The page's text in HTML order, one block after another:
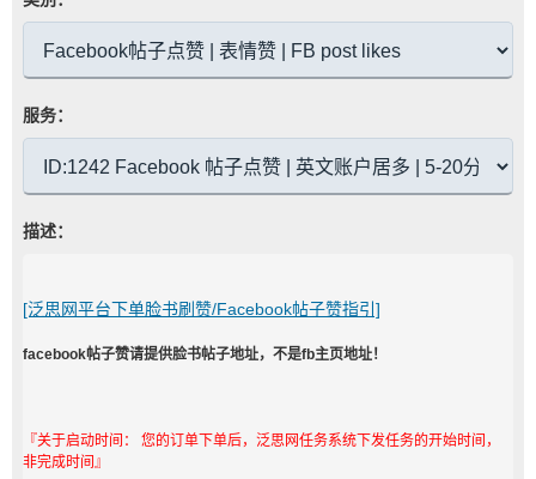
服务：
描述：
[泛思网平台下单脸书刷赞/Facebook帖子赞指引]
facebook帖子赞请提供脸书帖子地址，不是fb主页地址！
『关于启动时间： 您的订单下单后，泛思网任务系统下发任务的开始时间，
非完成时间』